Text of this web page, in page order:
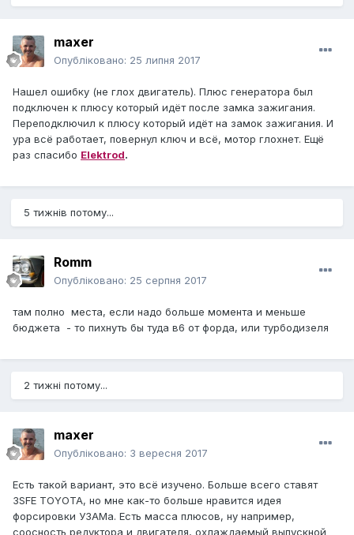
maxer
Опубліковано: 25 липня 2017
Нашел ошибку (не глох двигатель). Плюс генератора был
подключен к плюсу который идёт после замка зажигания.
Переподключил к плюсу который идёт на замок зажигания. И
ура всё работает, повернул ключ и всё, мотор глохнет. Ещё
раз спасибо Elektrod.
5 тижнів потому...
Romm
Опубліковано: 25 серпня 2017
там полно места, если надо больше момента и меньше
бюджета - то пихнуть бы туда в6 от форда, или турбодизеля
2 тижні потому...
maxer
Опубліковано: 3 вересня 2017
Есть такой вариант, это всё изучено. Больше всего ставят
3SFE TOYOTA, но мне как-то больше нравится идея
форсировки УЗАМа. Есть масса плюсов, ну например,
соосность редуктора и двигателя, охлаждаемый выпускной